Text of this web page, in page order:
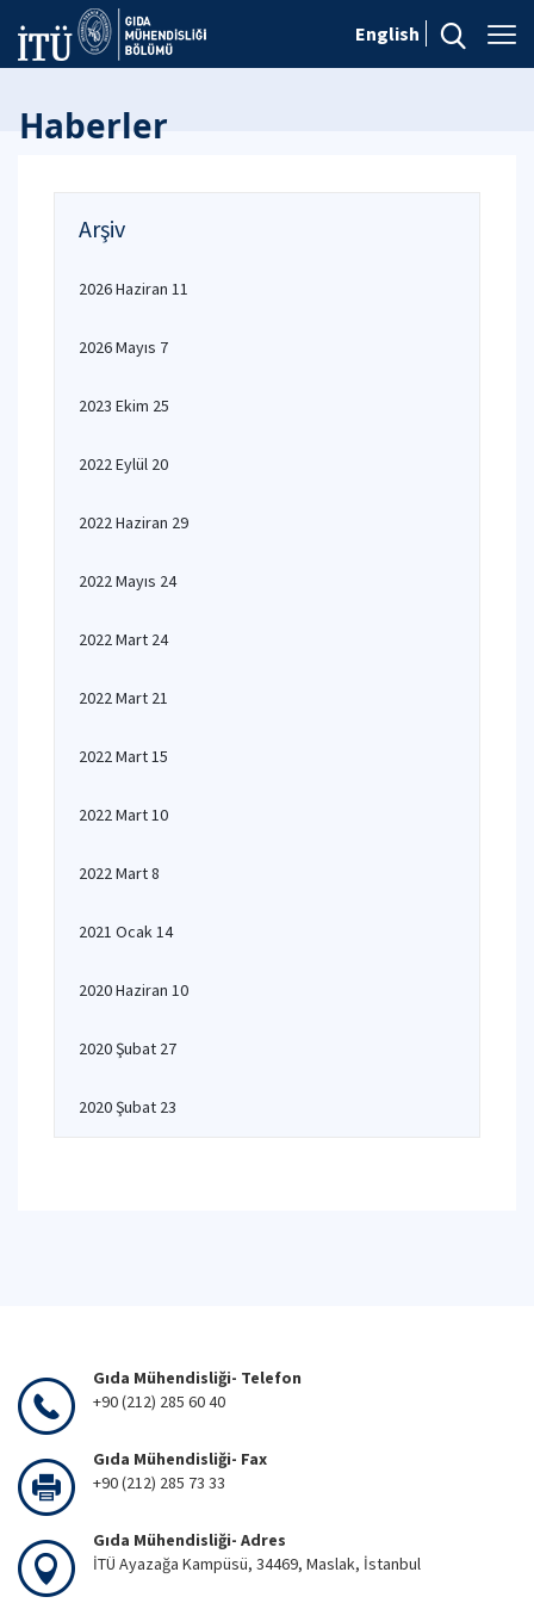
English
Haberler
Arşiv
2026 Haziran 11
2026 Mayıs 7
2023 Ekim 25
2022 Eylül 20
2022 Haziran 29
2022 Mayıs 24
2022 Mart 24
2022 Mart 21
2022 Mart 15
2022 Mart 10
2022 Mart 8
2021 Ocak 14
2020 Haziran 10
2020 Şubat 27
2020 Şubat 23
Gıda Mühendisliği- Telefon
+90 (212) 285 60 40
Gıda Mühendisliği- Fax
+90 (212) 285 73 33
Gıda Mühendisliği- Adres
İTÜ Ayazağa Kampüsü, 34469, Maslak, İstanbul